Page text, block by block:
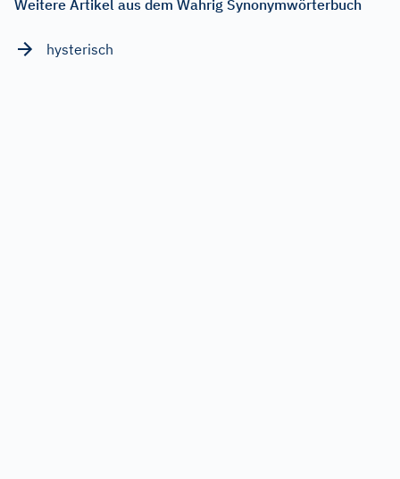
Weitere Artikel aus dem Wahrig Synonymwörterbuch
hysterisch